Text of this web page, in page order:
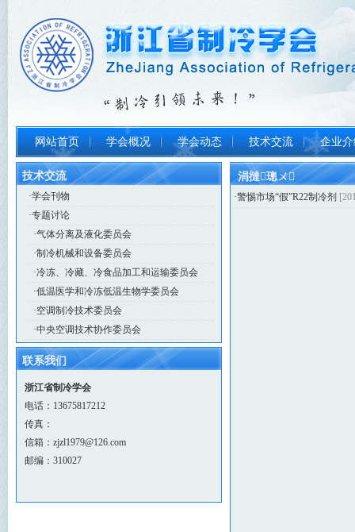
网站首页 学会概况 学会动态 技术交流 企业介
技术交流
·学会刊物
·专题讨论
·气体分离及液化委员会
·制冷机械和设备委员会
·冷冻、冷藏、冷食品加工和运输委员会
·低温医学和冷冻低温生物学委员会
·空调制冷技术委员会
·中央空调技术协作委员会
联系我们
浙江省制冷学会
电话：13675817212
传真：
信箱：zjzl1979@126.com
邮编：310027
涓撻璁ㄨ
·警惕市场“假”R22制冷剂